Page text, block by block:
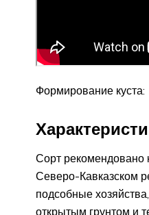
Формирование куста:
Сорт рекомендовано
Северо-Кавказском
подсобные
открытым грунтом и